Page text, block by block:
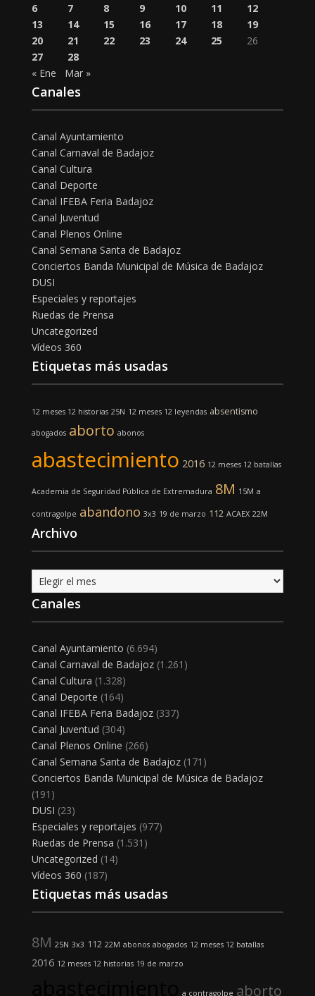
6
7 8 9 10 11
12
13
14 15 16 17 18
19
20
21 22 23 24 25
26
27
28
« Ene
Mar »
Canales
Canal Ayuntamiento
Canal Carnaval de Badajoz
Canal Cultura
Canal Deporte
Canal IFEBA Feria Badajoz
Canal Juventud
Canal Plenos Online
Canal Semana Santa de Badajoz
Conciertos Banda Municipal de Música de Badajoz
DUSI
Especiales y reportajes
Ruedas de Prensa
Uncategorized
Vídeos 360
Etiquetas más usadas
12 meses 12 historias 25N 12 meses 12 leyendas absentismo
abogados aborto abonos
abastecimiento 2016 12 meses 12 batallas
Academia de Seguridad Pública de Extremadura 8M 15M a
contragolpe abandono 3x3 19 de marzo 112 ACAEX 22M
Archivo
Archivo
Canales
Canal Ayuntamiento (6.694)
Canal Carnaval de Badajoz(1.261)
Canal Cultura (1.328)
Canal Deporte (164)
Canal IFEBA Feria Badajoz(337)
Canal Juventud (304)
Canal Plenos Online (266)
Canal Semana Santa de Badajoz(171)
Conciertos Banda Municipal de Música de Badajoz
(191)
DUSI (23)
Especiales y reportajes (977)
Ruedas de Prensa (1.531)
Uncategorized (14)
Vídeos 360 (187)
Etiquetas más usadas
8M 25N 3x3 112 22M abonos abogados 12 meses 12 batallas
2016 12 meses 12 historias 19 de marzo
a contragolpe aborto